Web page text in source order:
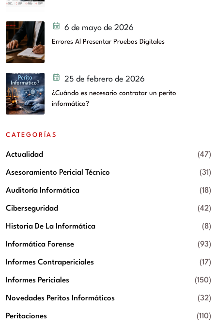
6 de mayo de 2026
Errores Al Presentar Pruebas Digitales
25 de febrero de 2026
¿Cuándo es necesario contratar un perito
informático?
CATEGORÍAS
Actualidad (47)
Asesoramiento Pericial Técnico (31)
Auditoría Informática (18)
Ciberseguridad (42)
Historia De La Informática (8)
Informática Forense (93)
Informes Contrapericiales (17)
Informes Periciales (150)
Novedades Peritos Informáticos (32)
Peritaciones (110)